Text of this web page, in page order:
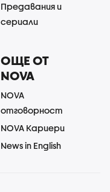
Предавания и
сериали
ОЩЕ ОТ
NOVA
NOVA
отговорност
NOVA Кариери
News in English